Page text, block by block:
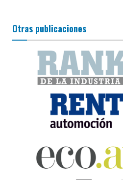
Otras publicaciones